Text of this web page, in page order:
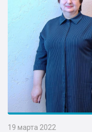
19 марта 2022